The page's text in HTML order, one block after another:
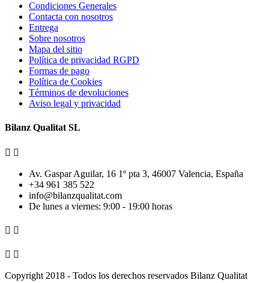
Condiciones Generales
Contacta con nosotros
Entrega
Sobre nosotros
Mapa del sitio
Política de privacidad RGPD
Formas de pago
Política de Cookies
Términos de devoluciones
Aviso legal y privacidad
Bilanz Qualitat SL
 
Av. Gaspar Aguilar, 16 1º pta 3, 46007 Valencia, España
+34 961 385 522
info@bilanzqualitat.com
De lunes a viernes: 9:00 - 19:00 horas
 
 
Copyright 2018 - Todos los derechos reservados Bilanz Qualitat